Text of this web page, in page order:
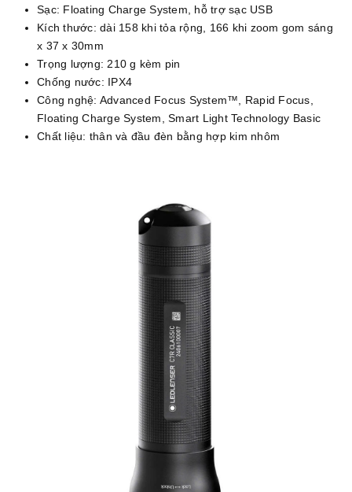
Sạc: Floating Charge System, hỗ trợ sạc USB
Kích thước: dài 158 khi tỏa rộng, 166 khi zoom gom sáng
x 37 x 30mm
Trọng lượng: 210 g kèm pin
Chống nước: IPX4
Công nghệ: Advanced Focus System™, Rapid Focus,
Floating Charge System, Smart Light Technology Basic
Chất liệu: thân và đầu đèn bằng hợp kim nhôm